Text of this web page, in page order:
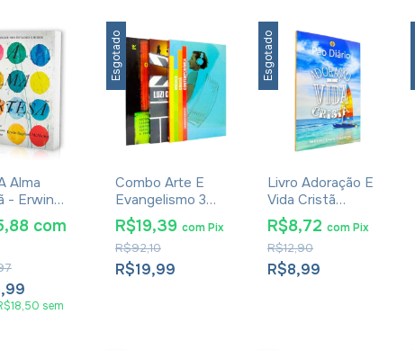
Alma
- Erwin
com
sem
Esgotado
Combo Arte E
Evangelismo 3
Livros
R$19,99
R$92,10
R$19,39 comPix
Esgotado
Livro Adoração E
Vida Cristã
Devocional Pão
Diário
R$8,99
R$12,90
R$8,72 comPix